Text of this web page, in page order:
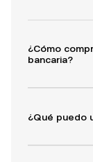
¿Cómo
bancaria?
¿Qué puedo